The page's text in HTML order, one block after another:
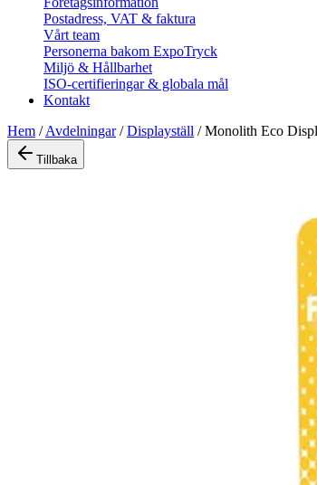
Postadress, VAT & faktura
Vårt team
Personerna bakom ExpoTryck
Miljö & Hållbarhet
ISO-certifieringar & globala mål
Kontakt
Hem /Avdelningar/Displayställ /Monolith Eco
Tillbaka